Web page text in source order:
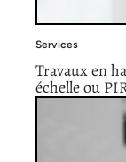
Services
Travaux en
échelle ou